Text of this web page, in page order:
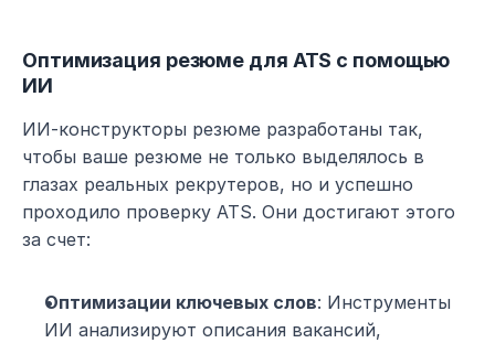
Оптимизация резюме для ATS с помощью
ИИ
ИИ-конструкторы резюме разработаны так,
чтобы ваше резюме не только выделялось в
глазах реальных рекрутеров, но и успешно
проходило проверку ATS. Они достигают этого
за счет:
Оптимизации ключевых слов: Инструменты
ИИ анализируют описания вакансий,